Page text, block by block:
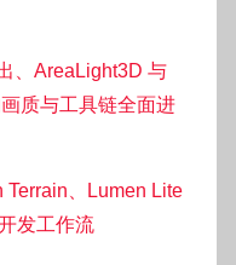
、AreaLight3D 与
质与工具链全面进
Terrain、Lumen Lite
发工作流